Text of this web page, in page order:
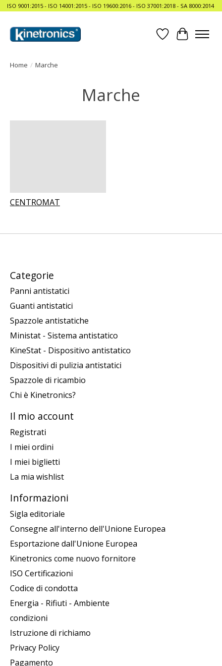
ISO 9001:2015 - ISO 14001:2015 - ISO 19600:2016 - ISO 37001:2018 - SA 8000:2014
Lista deiCarrello
Home / Marche
Marche
CENTROMAT
Categorie
Panni antistatici
Guanti antistatici
Spazzole antistatiche
Ministat - Sistema antistatico
KineStat - Dispositivo antistatico
Dispositivi di pulizia antistatici
Spazzole di ricambio
Chi è Kinetronics?
Il mio account
Registrati
I miei ordini
I miei biglietti
La mia wishlist
Informazioni
Sigla editoriale
Consegne all'interno dell'Unione Europea
Esportazione dall'Unione Europea
Kinetronics come nuovo fornitore
ISO Certificazioni
Codice di condotta
Energia - Rifiuti - Ambiente
condizioni
Istruzione di richiamo
Privacy Policy
Pagamento